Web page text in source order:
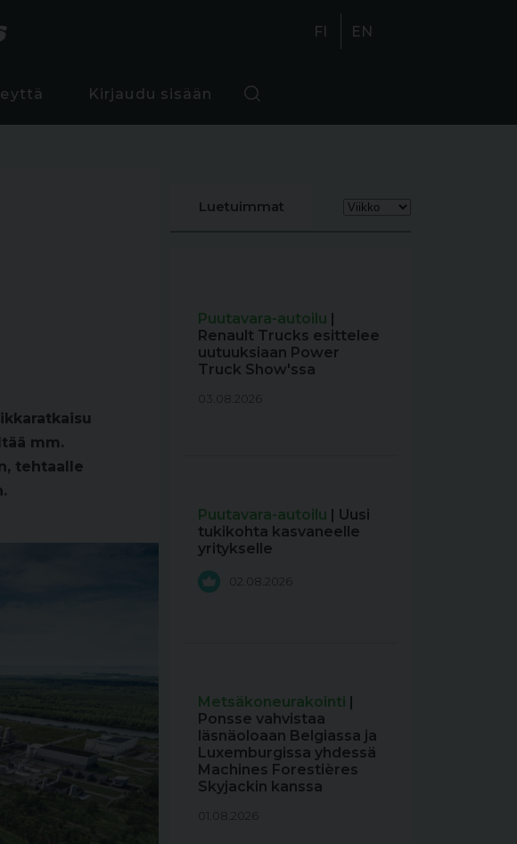
FI EN
Kirjaudu sisään
mm.
tehtaalle
Luetuimmat
Puutavara-autoilu |
Renault Trucks esittelee
uutuuksiaan Power
Truck Show'ssa
03.08.2026
Puutavara-autoilu | Uusi
tukikohta kasvaneelle
yritykselle
02.08.2026
Metsäkoneurakointi |
Ponsse vahvistaa
läsnäoloaan Belgiassa ja
Luxemburgissa yhdessä
Machines Forestières
Skyjackin kanssa
01.08.2026